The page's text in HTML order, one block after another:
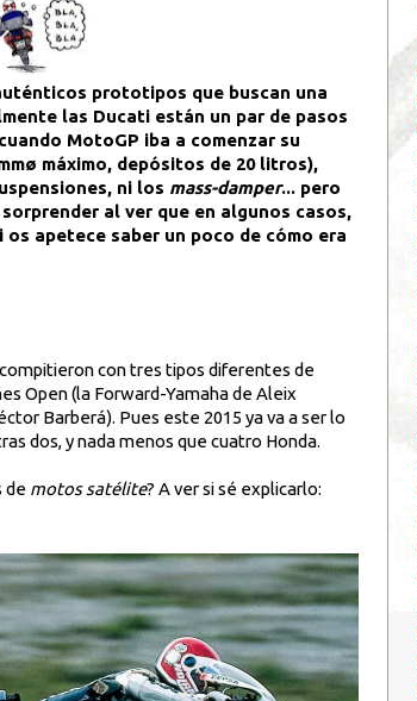
prototipos que buscan una
las Ducati están un par de pasos
MotoGP iba a comenzar su
máximo, depósitos de 20 litros),
ni los mass-damper... pero
al ver que en algunos casos,
apetece saber un poco de cómo era
con tres tipos diferentes de
Open (la Forward-Yamaha de Aleix
Barberá). Pues este 2015 ya va a ser lo
dos, y nada menos que cuatro Honda.
de motos satélite? A ver si sé explicarlo: